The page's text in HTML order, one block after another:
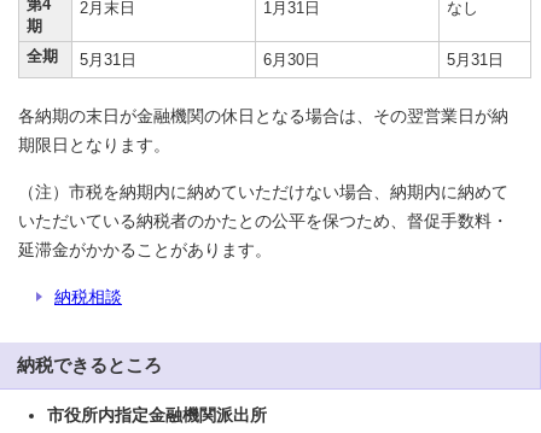
第4
期
2月末日 1月31日 なし
全期 5月31日 6月30日 5月31日
各納期の末日が金融機関の休日となる場合は、その翌営業日が納
期限日となります。
（注）市税を納期内に納めていただけない場合、納期内に納めて
いただいている納税者のかたとの公平を保つため、督促手数料・
延滞金がかかることがあります。
納税相談
納税できるところ
市役所内指定金融機関派出所